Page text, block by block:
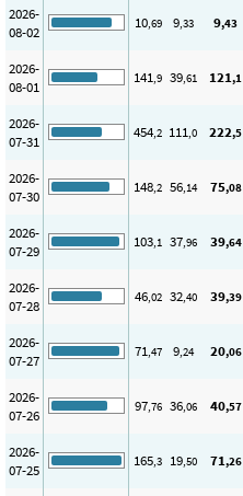
2026-
08-02
10,69 9,33 9,43
2026-
08-01
141,9 39,61 121,1
2026-
07-31
454,2 111,0 222,5
2026-
07-30
148,2 56,14 75,08
2026-
07-29
103,1 37,96 39,64
2026-
07-28
46,02 32,40 39,39
2026-
07-27
71,47 9,24 20,06
2026-
07-26
97,76 36,06 40,57
2026-
07-25
165,3 19,50 71,26